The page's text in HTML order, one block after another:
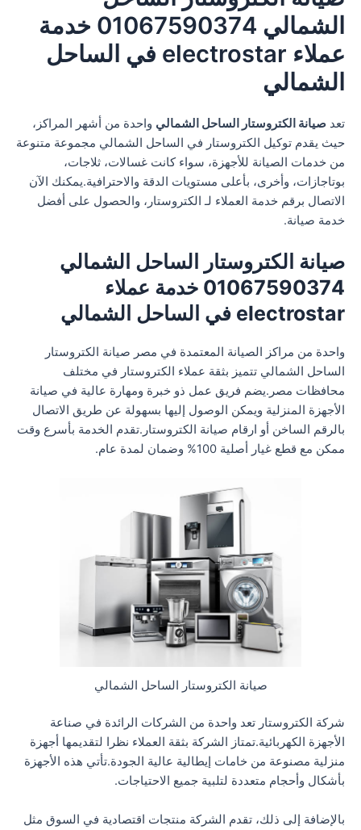
الشمالي 01067590374 خدمة
عملاء electrostar في الساحل
الشمالي
تعد صيانة الكتروستار الساحل الشمالي واحدة من أشهر المراكز،
حيث يقدم توكيل الكتروستار في الساحل الشمالي مجموعة متنوعة
من خدمات الصيانة للأجهزة، سواء كانت غسالات، ثلاجات،
بوتاجازات، وأخرى، بأعلى مستويات الدقة والاحترافية.يمكنك الآن
الاتصال برقم خدمة العملاء لـ الكتروستار، والحصول على أفضل
خدمة صيانة.
صيانة الكتروستار الساحل الشمالي
01067590374 خدمة عملاء
electrostar في الساحل الشمالي
واحدة من مراكز الصيانة المعتمدة في مصر صيانة الكتروستار
الساحل الشمالي تتميز بثقة عملاء الكتروستار في مختلف
محافظات مصر.يضم فريق عمل ذو خبرة ومهارة عالية في صيانة
الأجهزة المنزلية ويمكن الوصول إليها بسهولة عن طريق الاتصال
بالرقم الساخن أو ارقام صيانة الكتروستار.تقدم الخدمة بأسرع وقت
ممكن مع قطع غيار أصلية 100% وضمان لمدة عام.
صيانة الكتروستار الساحل الشمالي
شركة الكتروستار تعد واحدة من الشركات الرائدة في صناعة
الأجهزة الكهربائية.تمتاز الشركة بثقة العملاء نظرا لتقديمها أجهزة
منزلية مصنوعة من خامات إيطالية عالية الجودة.تأتي هذه الأجهزة
بأشكال وأحجام متعددة لتلبية جميع الاحتياجات.
بالإضافة إلى ذلك، تقدم الشركة منتجات اقتصادية في السوق مثل